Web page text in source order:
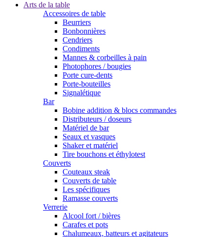
Arts de la table
Accessoires de table
Beurriers
Bonbonnières
Cendriers
Condiments
Mannes & corbeilles à pain
Photophores / bougies
Porte cure-dents
Porte-bouteilles
Signalétique
Bar
Bobine addition & blocs commandes
Distributeurs / doseurs
Matériel de bar
Seaux et vasques
Shaker et matériel
Tire bouchons et éthylotest
Couverts
Couteaux steak
Couverts de table
Les spécifiques
Ramasse couverts
Verrerie
Alcool fort / bières
Carafes et pots
Chalumeaux, batteurs et agitateurs